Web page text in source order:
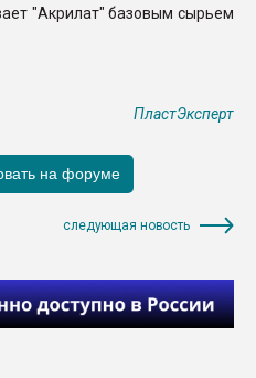
"Акрилат" базовым сырьем
ПластЭксперт
следующая новость